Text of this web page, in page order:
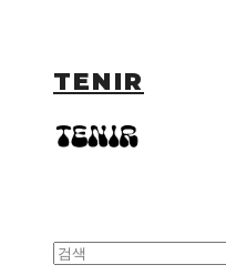
TENIR